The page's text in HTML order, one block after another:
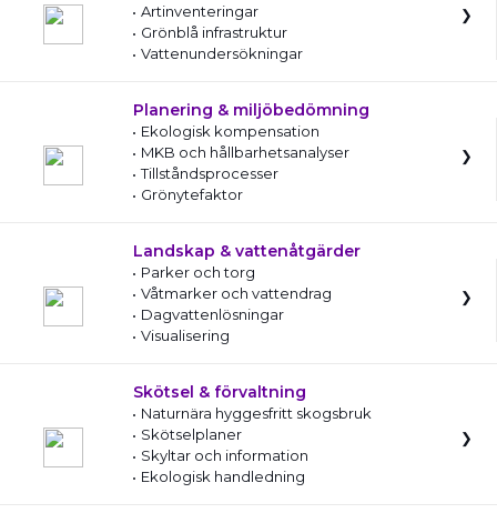
Artinventeringar
Grönblå infrastruktur
Vattenundersökningar
Planering & miljöbedömning
Ekologisk kompensation
MKB och hållbarhetsanalyser
Tillståndsprocesser
Grönytefaktor
Landskap & vattenåtgärder
Parker och torg
Våtmarker och vattendrag
Dagvattenlösningar
Visualisering
Skötsel & förvaltning
Naturnära hyggesfritt skogsbruk
Skötselplaner
Skyltar och information
Ekologisk handledning